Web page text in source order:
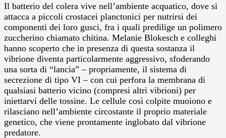
Il batterio del colera vive nell’ambiente acquatico, dove si
attacca a piccoli crostacei planctonici per nutrirsi dei
componenti dei loro gusci, fra i quali predilige un polimero
zuccherino chiamato chitina. Melanie Blokesch e colleghi
hanno scoperto che in presenza di questa sostanza il
vibrione diventa particolarmente aggressivo, sfoderando
una sorta di “lancia” – propriamente, il sistema di
secrezione di tipo VI – con cui perfora la membrana di
qualsiasi batterio vicino (compresi altri vibrioni) per
iniettarvi delle tossine. Le cellule così colpite muoiono e
rilasciano nell’ambiente circostante il proprio materiale
genetico, che viene prontamente inglobato dal vibrione
predatore.